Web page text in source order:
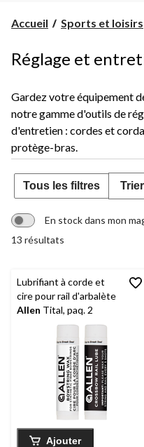
Accueil Sports et loisirs
Réglage et
Gardez votre équipement
notre gamme d'outils de
d'entretien : cordes et
protège-bras.
Tous les filtres
En stock dans mon
13 résultats
Lubrifiant à corde et
cire pour rail d'arbalète
Allen Tital, paq. 2
Ajouter